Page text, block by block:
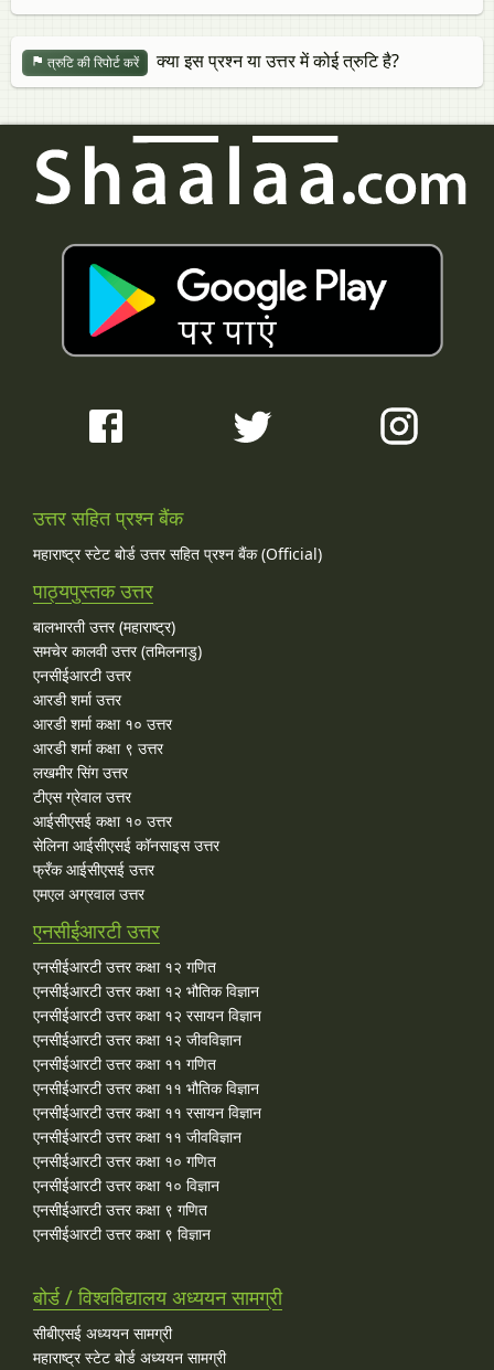
त्रुटि की रिपोर्ट करें क्या इस प्रश्न या उत्तर में कोई त्रुटि है?
उत्तर सहित प्रश्न बैंक
महाराष्ट्र स्टेट बोर्ड उत्तर सहित प्रश्न बैंक (Official)
पाठ्यपुस्तक उत्तर
बालभारती उत्तर (महाराष्ट्र)
समचेर कालवी उत्तर (तमिलनाडु)
एनसीईआरटी उत्तर
आरडी शर्मा उत्तर
आरडी शर्मा कक्षा १० उत्तर
आरडी शर्मा कक्षा ९ उत्तर
लखमीर सिंग उत्तर
टीएस ग्रेवाल उत्तर
आईसीएसई कक्षा १० उत्तर
सेलिना आईसीएसई कॉनसाइस उत्तर
फ्रँक आईसीएसई उत्तर
एमएल अग्रवाल उत्तर
एनसीईआरटी उत्तर
एनसीईआरटी उत्तर कक्षा १२ गणित
एनसीईआरटी उत्तर कक्षा १२ भौतिक विज्ञान
एनसीईआरटी उत्तर कक्षा १२ रसायन विज्ञान
एनसीईआरटी उत्तर कक्षा १२ जीवविज्ञान
एनसीईआरटी उत्तर कक्षा ११ गणित
एनसीईआरटी उत्तर कक्षा ११ भौतिक विज्ञान
एनसीईआरटी उत्तर कक्षा ११ रसायन विज्ञान
एनसीईआरटी उत्तर कक्षा ११ जीवविज्ञान
एनसीईआरटी उत्तर कक्षा १० गणित
एनसीईआरटी उत्तर कक्षा १० विज्ञान
एनसीईआरटी उत्तर कक्षा ९ गणित
एनसीईआरटी उत्तर कक्षा ९ विज्ञान
बोर्ड / विश्वविद्यालय अध्ययन सामग्री
सीबीएसई अध्ययन सामग्री
महाराष्ट्र स्टेट बोर्ड अध्ययन सामग्री